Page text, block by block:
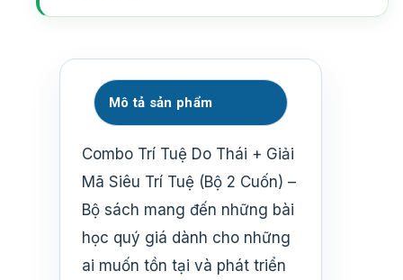
Mô tả sản phẩm
Combo Trí Tuệ Do Thái + Giải
Mã Siêu Trí Tuệ (Bộ 2 Cuốn) –
Bộ sách mang đến những bài
học quý giá dành cho những
ai muốn tồn tại và phát triển